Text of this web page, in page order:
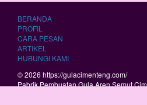
BERANDA
PROFIL
CARA PESAN
ARTIKEL
HUBUNGI KAMI
© 2026 https://gulacimenteng.com/
Pabrik Pembuatan Gula Aren Semut